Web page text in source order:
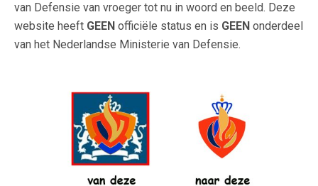
van Defensie van vroeger tot nu in woord en beeld. Deze
website heeft GEEN officiële status en is GEEN onderdeel
van het Nederlandse Ministerie van Defensie.